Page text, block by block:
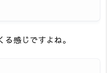
感じですよね。